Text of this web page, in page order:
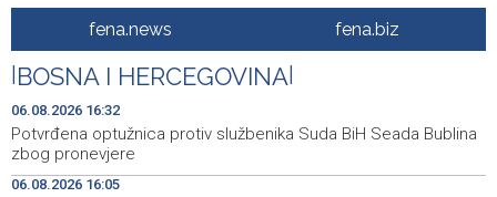
Vozač podlegao ozljedama nakon sudara kod
Tomislavgrada
15:51
Ukrajinski sud osumnjičio za korupciju bivšu
ambasadoricu u SAD-u
15:51
Završeno je ovogodišnje izdanje Mladifesta koje je
okupilo mlade iz 73 zemlje svijeta
fena.news fena.biz
BOSNA I HERCEGOVINA
06.08.2026 16:32
Potvrđena optužnica protiv službenika Suda BiH Seada Bublina
zbog pronevjere
06.08.2026 16:05